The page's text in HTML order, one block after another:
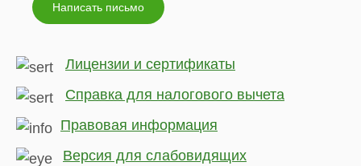
Написать письмо
Лицензии и сертификаты
Справка для налогового вычета
Правовая информация
Версия для слабовидящих